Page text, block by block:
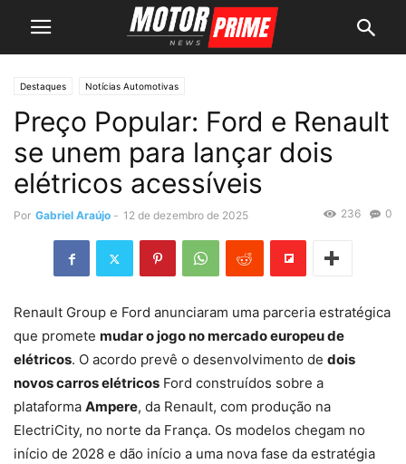
Destaques Notícias Automotivas
Preço Popular: Ford e Renault
se unem para lançar dois
elétricos acessíveis
Por Gabriel Araújo - 12 de dezembro de 2025 0
236
Renault Group e Ford anunciaram uma parceria estratégica
que promete mudar o jogo no mercado europeu de
elétricos. O acordo prevê o desenvolvimento de dois
novos carros elétricos Ford construídos sobre a
plataforma Ampere, da Renault, com produção na
ElectriCity, no norte da França. Os modelos chegam no
início de 2028 e dão início a uma nova fase da estratégia